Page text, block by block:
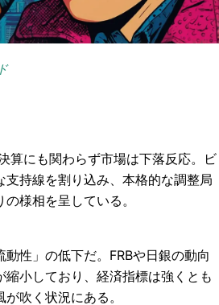
算にも関わらず市場は下落反応。ビ
支持線を割り込み、本格的な調整局
様相を呈している。
性」の低下だ。FRBや日銀の動向
縮小しており、経済指標は強くとも
吹く状況にある。